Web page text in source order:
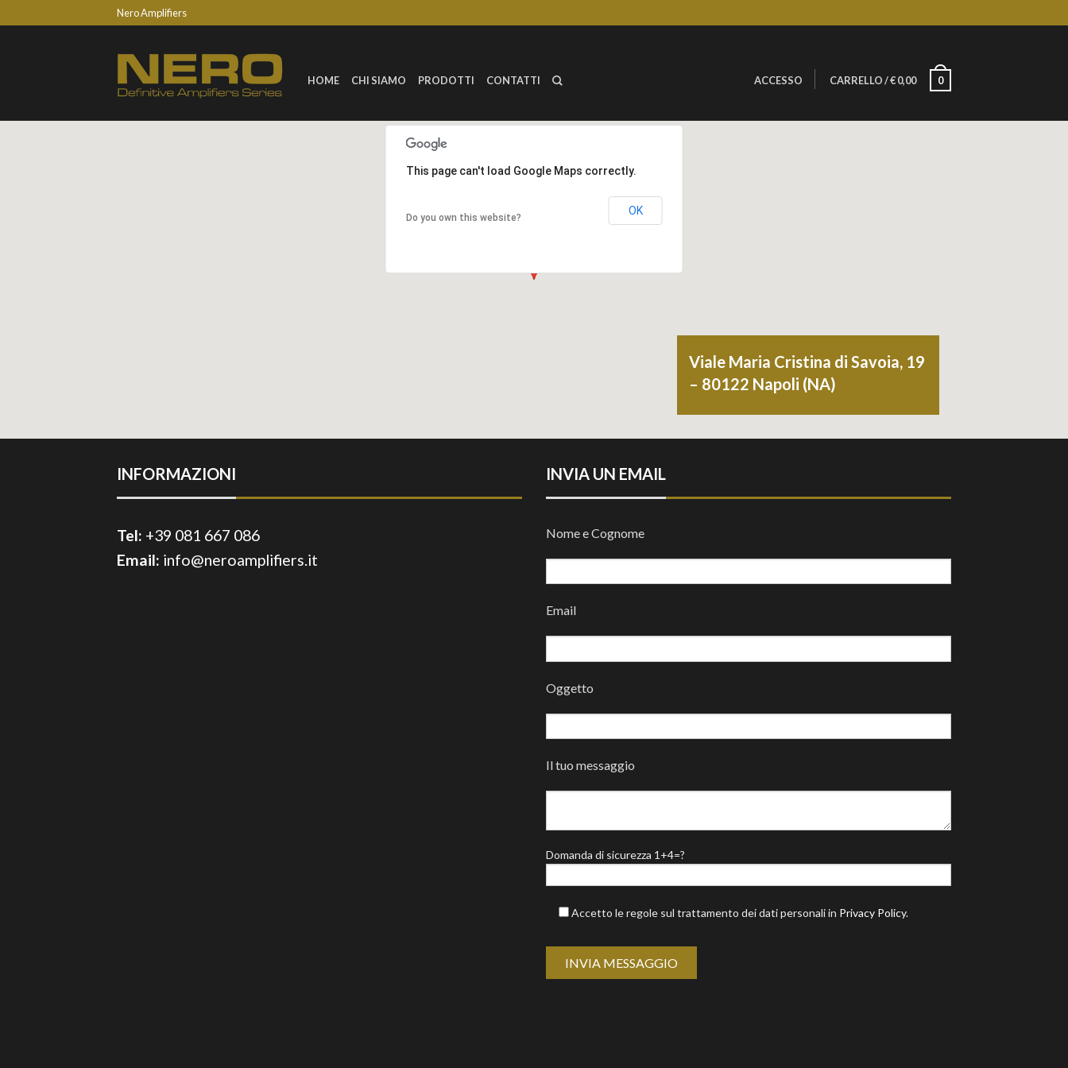
Nero Amplifiers
HOME CHI SIAMO PRODOTTI CONTATTI ACCESSO CARRELLO/€0,00 0
This page can't load Google Maps correctly.
Do you own this website?
OK
Viale Maria Cristina di Savoia, 19
– 80122 Napoli (NA)
INFORMAZIONI
Tel: +39 081 667 086
Email: info@neroamplifiers.it
INVIA UN EMAIL
Nome e Cognome
Email
Oggetto
Il tuo messaggio
Domanda di sicurezza 1+4=?
Accetto le regole sul trattamento dei dati personali in Privacy Policy.